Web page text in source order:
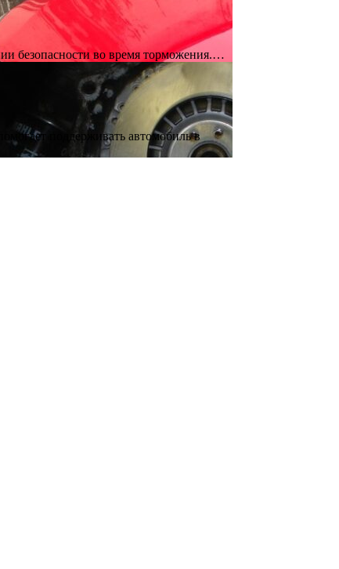
безопасности во время торможения.…
поддерживать автомобиль в